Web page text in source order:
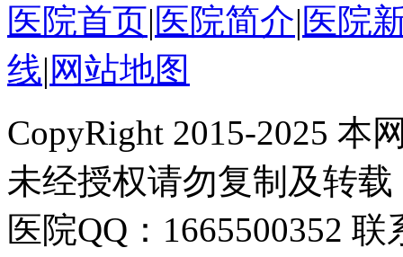
医院首页|医院简介|医院
线| 网站地图
CopyRight 2015-2025 本
未经授权请勿复制及转载
医院QQ：1665500352